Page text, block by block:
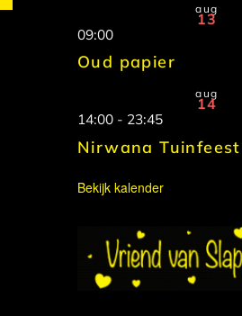
aug
13
09:00
Oud papier
aug
14
14:00 - 23:45
Nirwana
Bekijk kalender